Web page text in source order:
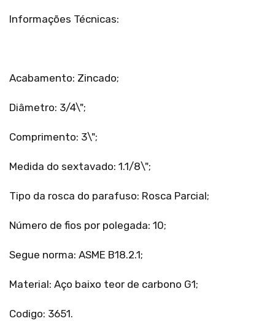
Informações Técnicas:
Acabamento: Zincado;
Diâmetro: 3/4\";
Comprimento: 3\";
Medida do sextavado: 1.1/8\";
Tipo da rosca do parafuso: Rosca Parcial;
Número de fios por polegada: 10;
Segue norma: ASME B18.2.1;
Material: Aço baixo teor de carbono G1;
Codigo: 3651.